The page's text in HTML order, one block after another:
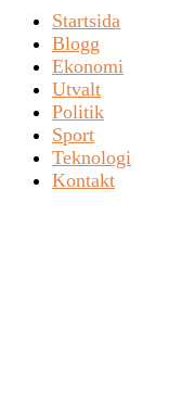
Startsida
Blogg
Ekonomi
Utvalt
Politik
Sport
Teknologi
Kontakt